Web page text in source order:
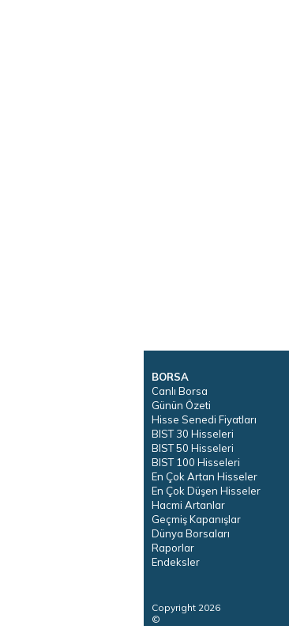
BORSA
Canlı Borsa
Günün Özeti
Hisse Senedi Fiyatları
BIST 30 Hisseleri
BIST 50 Hisseleri
BIST 100 Hisseleri
En Çok Artan Hisseler
En Çok Düşen Hisseler
Hacmi Artanlar
Geçmiş Kapanışlar
Dünya Borsaları
Raporlar
Endeksler
Copyright 2026
©